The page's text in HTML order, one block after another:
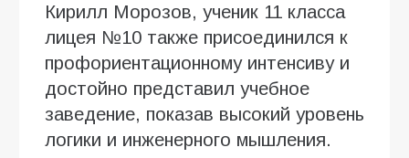
Кирилл Морозов, ученик 11 класса
лицея №10 также присоединился к
профориентационному интенсиву и
достойно представил учебное
заведение, показав высокий уровень
логики и инженерного мышления.